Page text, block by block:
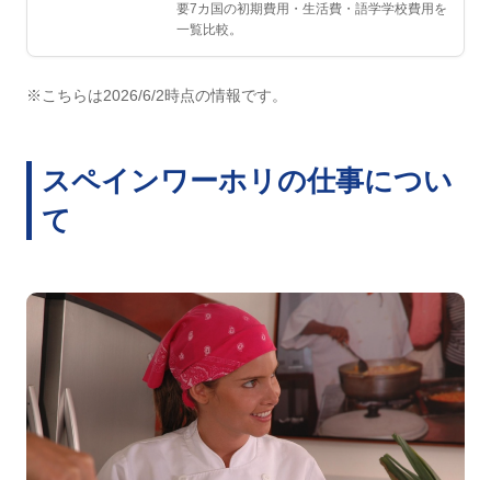
要7カ国の初期費用・生活費・語学学校費用を
一覧比較。
※こちらは2026/6/2時点の情報です。
スペインワーホリの仕事につい
て